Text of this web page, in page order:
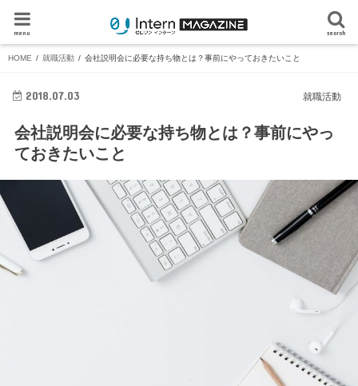
search
menu
HOME 就職活動 会社説明会に必要な持ち物とは？事前にやっておきたいこと
就職活動
2018.07.03
会社説明会に必要な持ち物とは？事前にやっ
ておきたいこと